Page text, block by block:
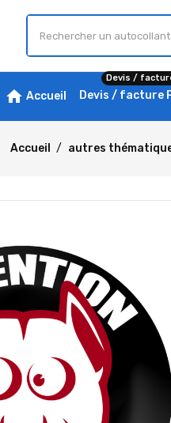
home Accueil Devis / facture
Devis /
Accueil autres